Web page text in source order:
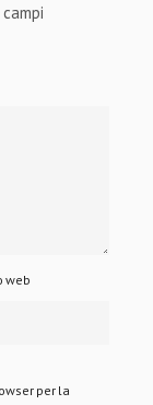
campi
web
per la